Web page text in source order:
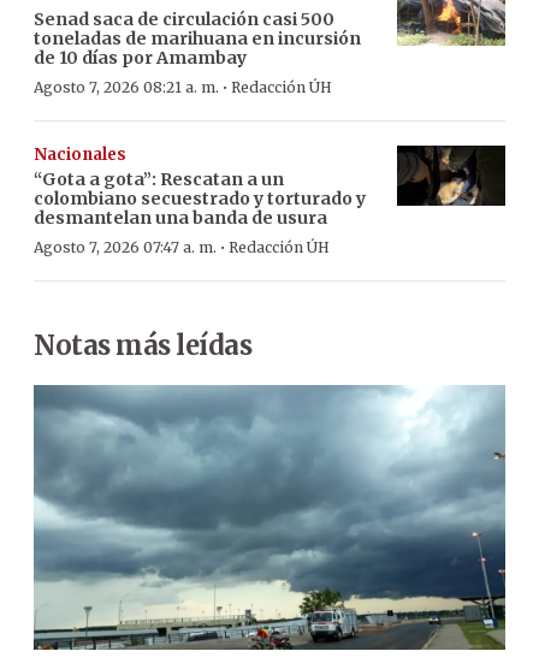
Senad saca de circulación casi 500
toneladas de marihuana en incursión
de 10 días por Amambay
Agosto 7, 2026 08:21 a. m. · Redacción ÚH
Nacionales
“Gota a gota”: Rescatan a un
colombiano secuestrado y torturado y
desmantelan una banda de usura
Agosto 7, 2026 07:47 a. m. · Redacción ÚH
Notas más leídas